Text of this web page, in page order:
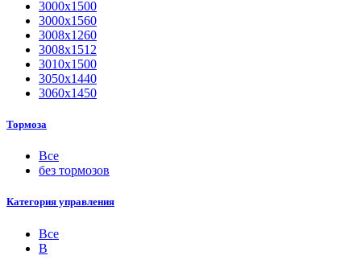
3000х1500
3000х1560
3008х1260
3008х1512
3010х1500
3050х1440
3060х1450
Тормоза
Все
без тормозов
Категория управления
Все
B